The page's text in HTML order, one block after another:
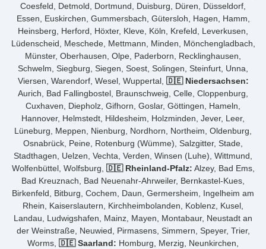
Coesfeld, Detmold, Dortmund, Duisburg, Düren, Düsseldorf,
Essen, Euskirchen, Gummersbach, Gütersloh, Hagen, Hamm,
Heinsberg, Herford, Höxter, Kleve, Köln, Krefeld, Leverkusen,
Lüdenscheid, Meschede, Mettmann, Minden, Mönchengladbach,
Münster, Oberhausen, Olpe, Paderborn, Recklinghausen,
Schwelm, Siegburg, Siegen, Soest, Solingen, Steinfurt, Unna,
Viersen, Warendorf, Wesel, Wuppertal, 🇩🇪 Niedersachsen:
Aurich, Bad Fallingbostel, Braunschweig, Celle, Cloppenburg,
Cuxhaven, Diepholz, Gifhorn, Goslar, Göttingen, Hameln,
Hannover, Helmstedt, Hildesheim, Holzminden, Jever, Leer,
Lüneburg, Meppen, Nienburg, Nordhorn, Northeim, Oldenburg,
Osnabrück, Peine, Rotenburg (Wümme), Salzgitter, Stade,
Stadthagen, Uelzen, Vechta, Verden, Winsen (Luhe), Wittmund,
Wolfenbüttel, Wolfsburg, 🇩🇪 Rheinland-Pfalz: Alzey, Bad Ems,
Bad Kreuznach, Bad Neuenahr-Ahrweiler, Bernkastel-Kues,
Birkenfeld, Bitburg, Cochem, Daun, Germersheim, Ingelheim am
Rhein, Kaiserslautern, Kirchheimbolanden, Koblenz, Kusel,
Landau, Ludwigshafen, Mainz, Mayen, Montabaur, Neustadt an
der Weinstraße, Neuwied, Pirmasens, Simmern, Speyer, Trier,
Worms, 🇩🇪 Saarland: Homburg, Merzig, Neunkirchen,